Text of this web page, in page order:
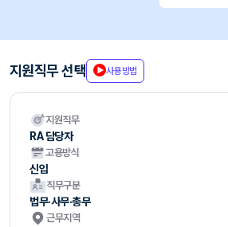
지원직무 선택 사용방법
지원직무
RA 담당자
고용방식
신입
직무구분
법무·사무·총무
근무지역